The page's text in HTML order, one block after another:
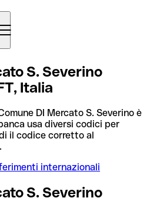
S. Severino
Italia
DI Mercato S. Severino è
usa diversi codici per
il codice corretto al
internazionali
S. Severino